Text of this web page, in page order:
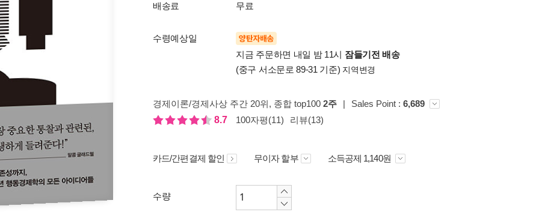
배송료 무료
수령예상일 양탄자배송
지금 주문하면 내일 밤 11시 잠들기전 배송
(중구 서소문로 89-31 기준) 지역변경
경제이론/경제사상 주간 20위, 종합 top100 2주 | Sales Point : 6,689
8.7
100자평(11) 리뷰(13)
카드/간편결제 할인 무이자 할부 소득공제 1,140원
수량